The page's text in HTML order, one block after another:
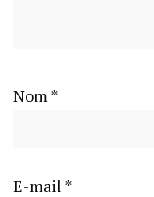
Nom *
E-mail *